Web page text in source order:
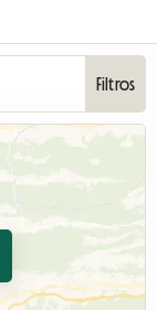
Filtros